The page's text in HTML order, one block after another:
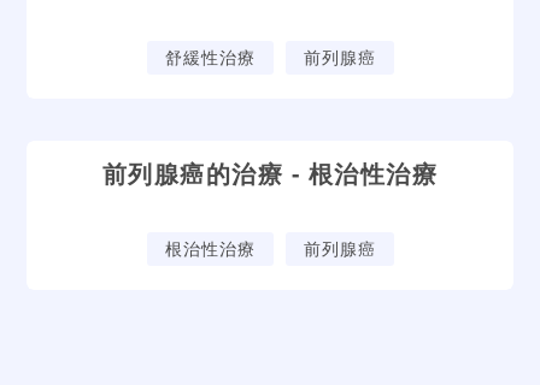
舒緩性治療 前列腺癌
前列腺癌的治療 - 根治性治療
根治性治療 前列腺癌